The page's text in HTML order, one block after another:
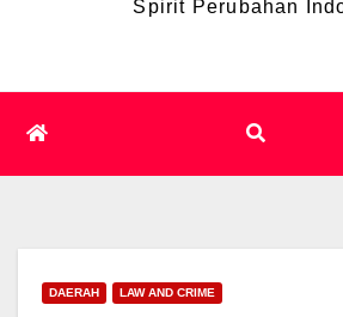
Spirit Perubahan
DAERAH LAW AND CRIME